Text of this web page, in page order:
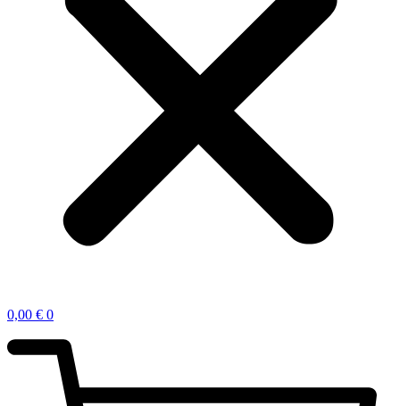
0,00 € 0